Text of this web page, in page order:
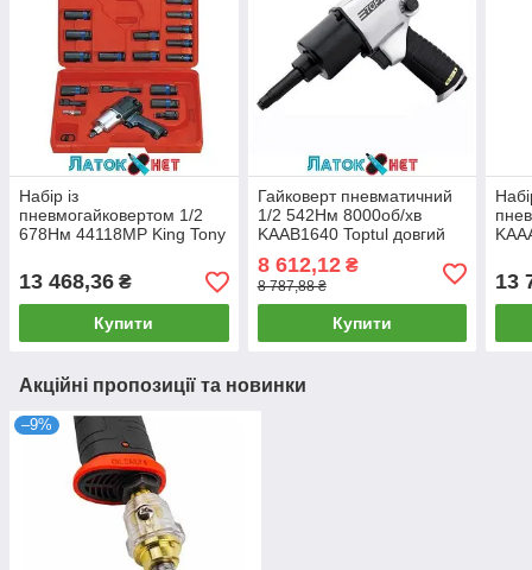
Набір із
пневмогайковертом 1/2
678Нм 44118MP King Tony
13 468,36 ₴
Купити
Гайковерт пневматичний
1/2 542Нм 8000об/хв
KAAB1640 Toptul довгий
шпиндель
8 612,12₴
8 787,88 ₴
Купити
13
Акційні пропозиції та новинки
–9%